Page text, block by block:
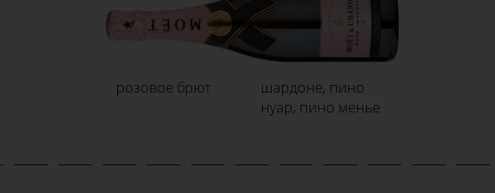
розовое брют
шардоне, пино
нуар, пино менье